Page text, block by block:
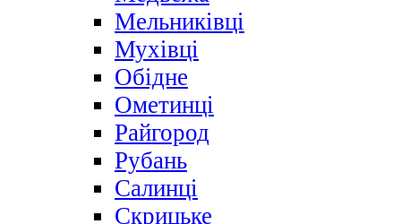
Мельниківці
Мухівці
Обідне
Ометинці
Райгород
Рубань
Салинці
Скрицьке